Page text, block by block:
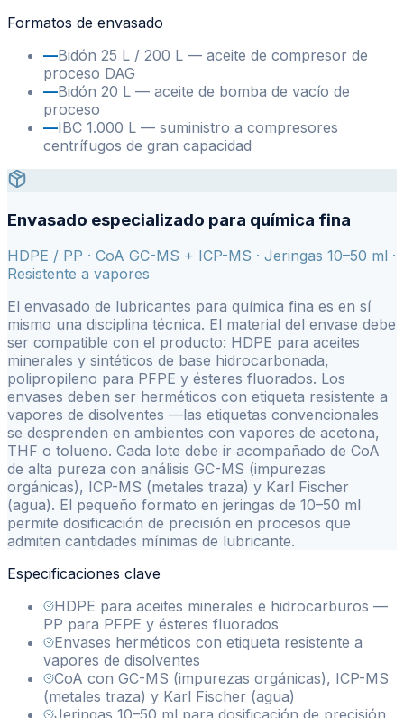
Formatos de envasado
—Bidón 25 L / 200 L — aceite de compresor de
proceso DAG
—Bidón 20 L — aceite de bomba de vacío de
proceso
—IBC 1.000 L — suministro a compresores
centrífugos de gran capacidad
Envasado especializado para química fina
HDPE / PP · CoA GC-MS + ICP-MS · Jeringas 10–50 ml ·
Resistente a vapores
El envasado de lubricantes para química fina es en sí
mismo una disciplina técnica. El material del envase debe
ser compatible con el producto: HDPE para aceites
minerales y sintéticos de base hidrocarbonada,
polipropileno para PFPE y ésteres fluorados. Los
envases deben ser herméticos con etiqueta resistente a
vapores de disolventes —las etiquetas convencionales
se desprenden en ambientes con vapores de acetona,
THF o tolueno. Cada lote debe ir acompañado de CoA
de alta pureza con análisis GC-MS (impurezas
orgánicas), ICP-MS (metales traza) y Karl Fischer
(agua). El pequeño formato en jeringas de 10–50 ml
permite dosificación de precisión en procesos que
admiten cantidades mínimas de lubricante.
Especificaciones clave
HDPE para aceites minerales e hidrocarburos —
PP para PFPE y ésteres fluorados
Envases herméticos con etiqueta resistente a
vapores de disolventes
CoA con GC-MS (impurezas orgánicas), ICP-MS
(metales traza) y Karl Fischer (agua)